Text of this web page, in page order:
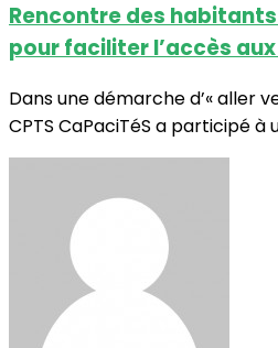
Rencontre des
pour faciliter l’accès
Dans une démarche d’« aller
CPTS CaPaciTéS a participé à